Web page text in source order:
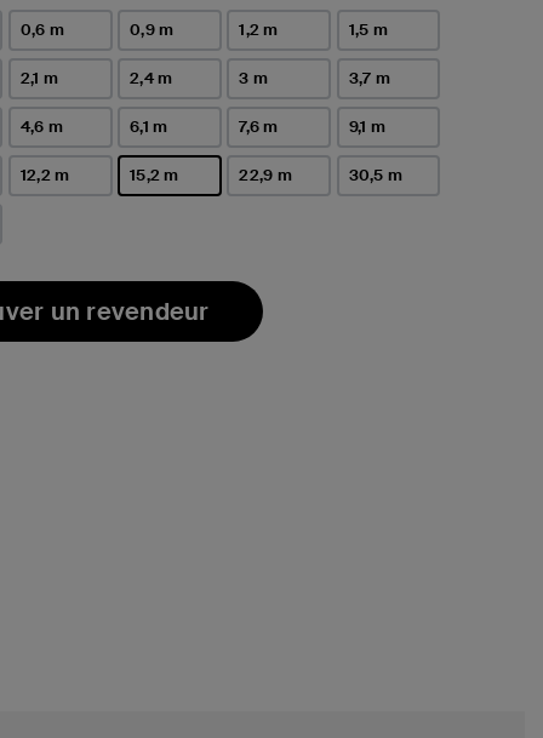
0,6 m 0,9 m 1,2 m 1,5 m
2,1 m 2,4 m 3 m 3,7 m
4,6 m 6,1 m 7,6 m 9,1 m
12,2 m 15,2 m 22,9 m 30,5 m
un revendeur